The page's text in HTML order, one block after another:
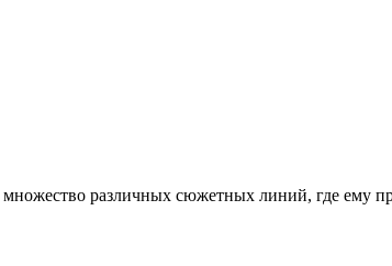
различных сюжетных линий, где ему